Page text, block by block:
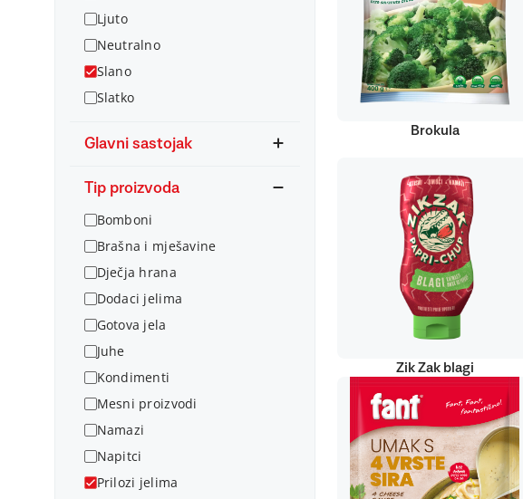
Ljuto
Neutralno
Slano
Slatko
Glavni sastojak
Tip proizvoda
Bomboni
Brašna i mješavine
Dječja hrana
Dodaci jelima
Gotova jela
Juhe
Kondimenti
Mesni proizvodi
Namazi
Napitci
Prilozi jelima
Brokula
Zik Zak blagi